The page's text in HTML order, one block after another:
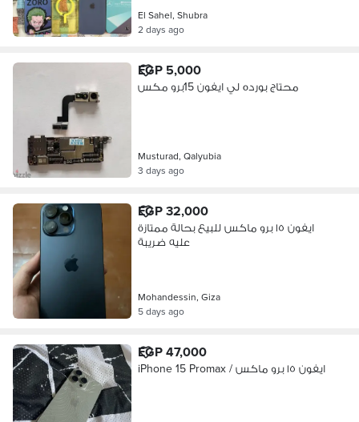
El Sahel, Shubra
2 days ago
EGP 5,000
محتاج بورده لي ايفون 15برو مكس
Musturad, Qalyubia
3 days ago
EGP 32,000
ايفون ١٥ برو ماكس للبيع بحالة ممتازة
عليه ضريبة
Mohandessin, Giza
5 days ago
EGP 47,000
iPhone 15 Promax / ايفون ١٥ برو ماكس